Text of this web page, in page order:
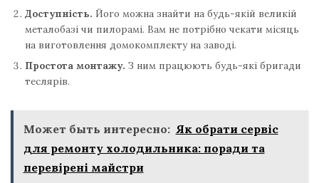
Доступність. Його можна знайти на будь-якій великій
металобазі чи пилорамі. Вам не потрібно чекати місяць
на виготовлення домокомплекту на заводі.
Простота монтажу. З ним працюють будь-які бригади
теслярів.
Может быть интересно: Як обрати сервіс
для ремонту холодильника: поради та
перевірені майстри